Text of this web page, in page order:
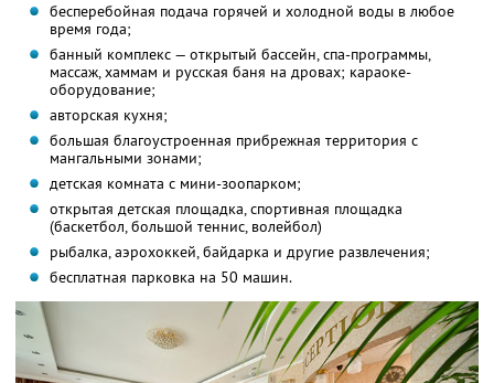
бесперебойная подача горячей и холодной воды в любое
время года;
банный комплекс — открытый бассейн, спа-программы,
массаж, хаммам и русская баня на дровах; караоке-
оборудование;
авторская кухня;
большая благоустроенная прибрежная территория с
мангальными зонами;
детская комната с мини-зоопарком;
открытая детская площадка, спортивная площадка
(баскетбол, большой теннис, волейбол)
рыбалка, аэрохоккей, байдарка и другие развлечения;
бесплатная парковка на 50 машин.